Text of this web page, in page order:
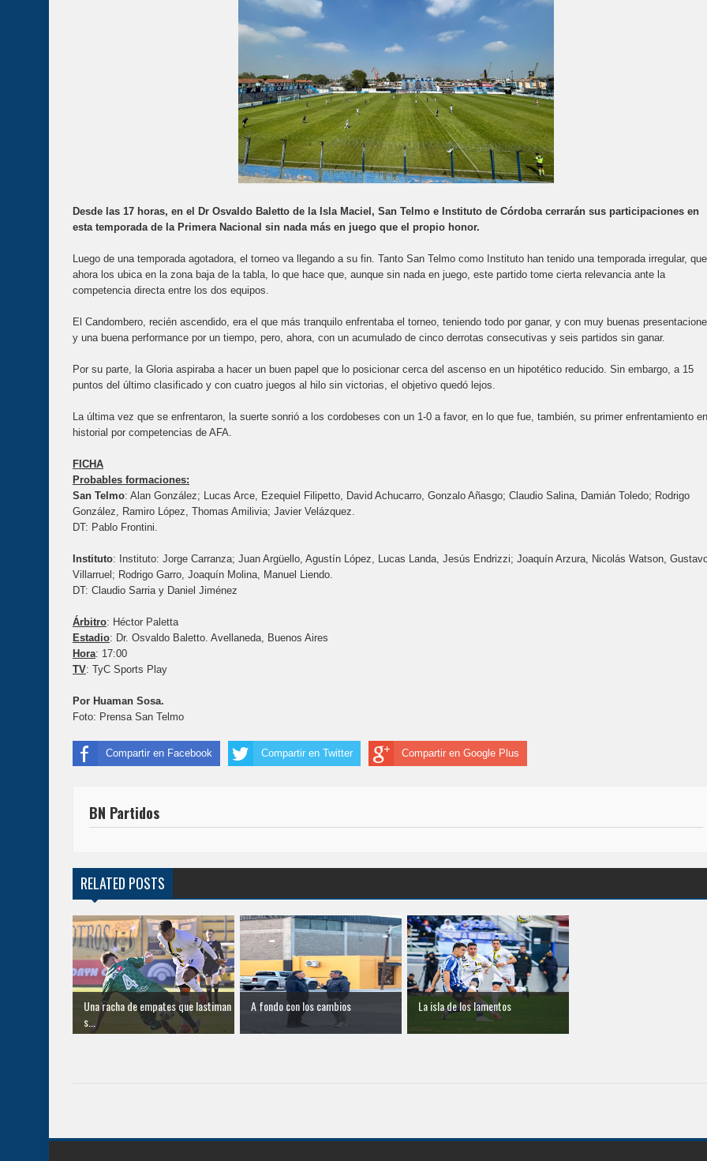
Desde las 17 horas, en el Dr Osvaldo Baletto de la Isla Maciel, San Telmo e Instituto de Córdoba cerrarán sus participaciones en
esta temporada de la Primera Nacional sin nada más en juego que el propio honor.
Luego de una temporada agotadora, el torneo va llegando a su fin. Tanto San Telmo como Instituto han tenido una temporada irregular, que
ahora los ubica en la zona baja de la tabla, lo que hace que, aunque sin nada en juego, este partido tome cierta relevancia ante la
competencia directa entre los dos equipos.
El Candombero, recién ascendido, era el que más tranquilo enfrentaba el torneo, teniendo todo por ganar, y con muy buenas
y una buena performance por un tiempo, pero, ahora, con un acumulado de cinco derrotas consecutivas y seis partidos sin ganar.
Por su parte, la Gloria aspiraba a hacer un buen papel que lo posicionar cerca del ascenso en un hipotético reducido. Sin embargo, a 15
puntos del último clasificado y con cuatro juegos al hilo sin victorias, el objetivo quedó lejos.
La última vez que se enfrentaron, la suerte sonrió a los cordobeses con un 1-0 a favor, en lo que fue, también, su primer enfrentamiento
historial por competencias de AFA.
FICHA
Probables formaciones:
San Telmo: Alan González; Lucas Arce, Ezequiel Filipetto, David Achucarro, Gonzalo Añasgo; Claudio Salina, Damián Toledo; Rodrigo
González, Ramiro López, Thomas Amilivia; Javier Velázquez.
DT: Pablo Frontini.
Instituto: Instituto: Jorge Carranza; Juan Argüello, Agustín López, Lucas Landa, Jesús Endrizzi; Joaquín Arzura, Nicolás Watson,
Villarruel; Rodrigo Garro, Joaquín Molina, Manuel Liendo.
DT: Claudio Sarria y Daniel Jiménez
Árbitro: Héctor Paletta
Estadio: Dr. Osvaldo Baletto. Avellaneda, Buenos Aires
Hora: 17:00
TV: TyC Sports Play
Por Huaman Sosa.
Foto: Prensa San Telmo
Compartir en Facebook Compartir en Twitter Compartir en Google Plus
BN Partidos
RELATED POSTS
Una racha de empates que lastiman
s...
A fondo con los cambios La isla de los lamentos